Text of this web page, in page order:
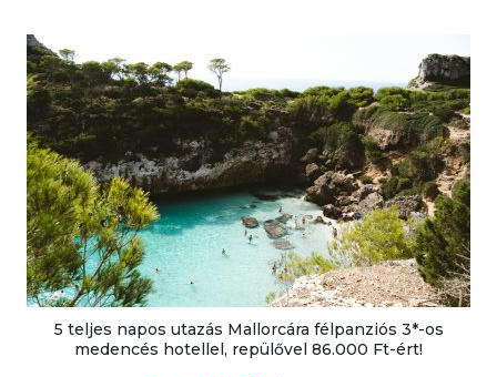
5 teljes napos utazás Mallorcára félpanziós 3*-os
medencés hotellel, repülővel 86.000 Ft-ért!